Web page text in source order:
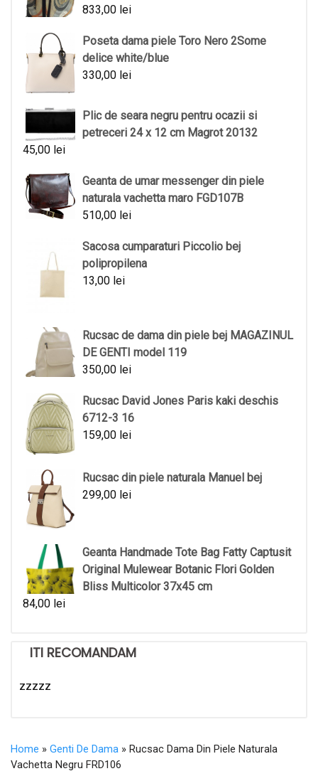
833,00 lei
Poseta dama piele Toro Nero 2Some
delice white/blue
330,00 lei
Plic de seara negru pentru ocazii si
petreceri 24 x 12 cm Magrot 20132
45,00 lei
Geanta de umar messenger din piele
naturala vachetta maro FGD107B
510,00 lei
Sacosa cumparaturi Piccolio bej
polipropilena
13,00 lei
Rucsac de dama din piele bej MAGAZINUL
DE GENTI model 119
350,00 lei
Rucsac David Jones Paris kaki deschis
6712-3 16
159,00 lei
Rucsac din piele naturala Manuel bej
299,00 lei
Geanta Handmade Tote Bag Fatty Captusit
Original Mulewear Botanic Flori Golden
Bliss Multicolor 37x45 cm
84,00 lei
ITI RECOMANDAM
zzzzz
Home » Genti De Dama » Rucsac Dama Din Piele Naturala
Vachetta Negru FRD106